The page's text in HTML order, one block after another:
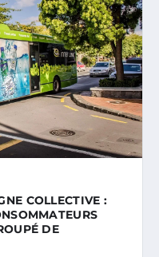
COLLECTIVE :
DE